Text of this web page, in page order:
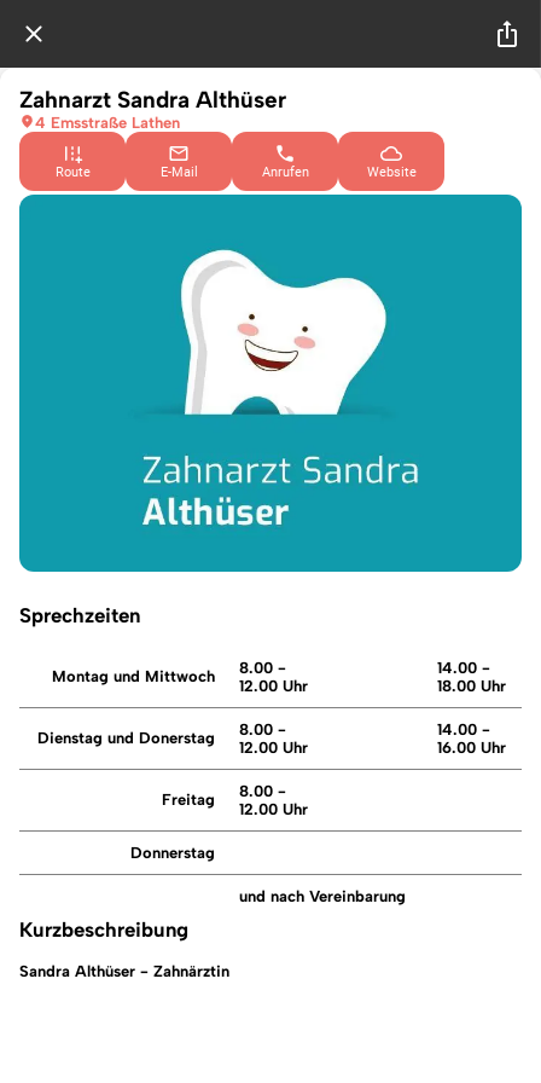
Zahnarzt Sandra Althüser
4 Emsstraße Lathen
Route E-Mail Anrufen Website
Sprechzeiten
Montag und Mittwoch
8.00 -
12.00 Uhr
14.00 -
18.00 Uhr
Dienstag und Donerstag
8.00 -
12.00 Uhr
14.00 -
16.00 Uhr
Freitag
8.00 -
12.00 Uhr
Donnerstag
und nach Vereinbarung
Kurzbeschreibung
Sandra Althüser - Zahnärztin